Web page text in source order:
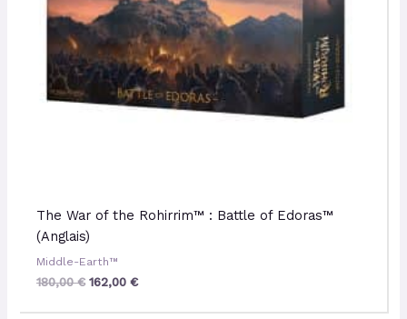
The War of the Rohirrim™ : Battle of Edoras™
(Anglais)
Middle-Earth™
180,00€ 162,00 €